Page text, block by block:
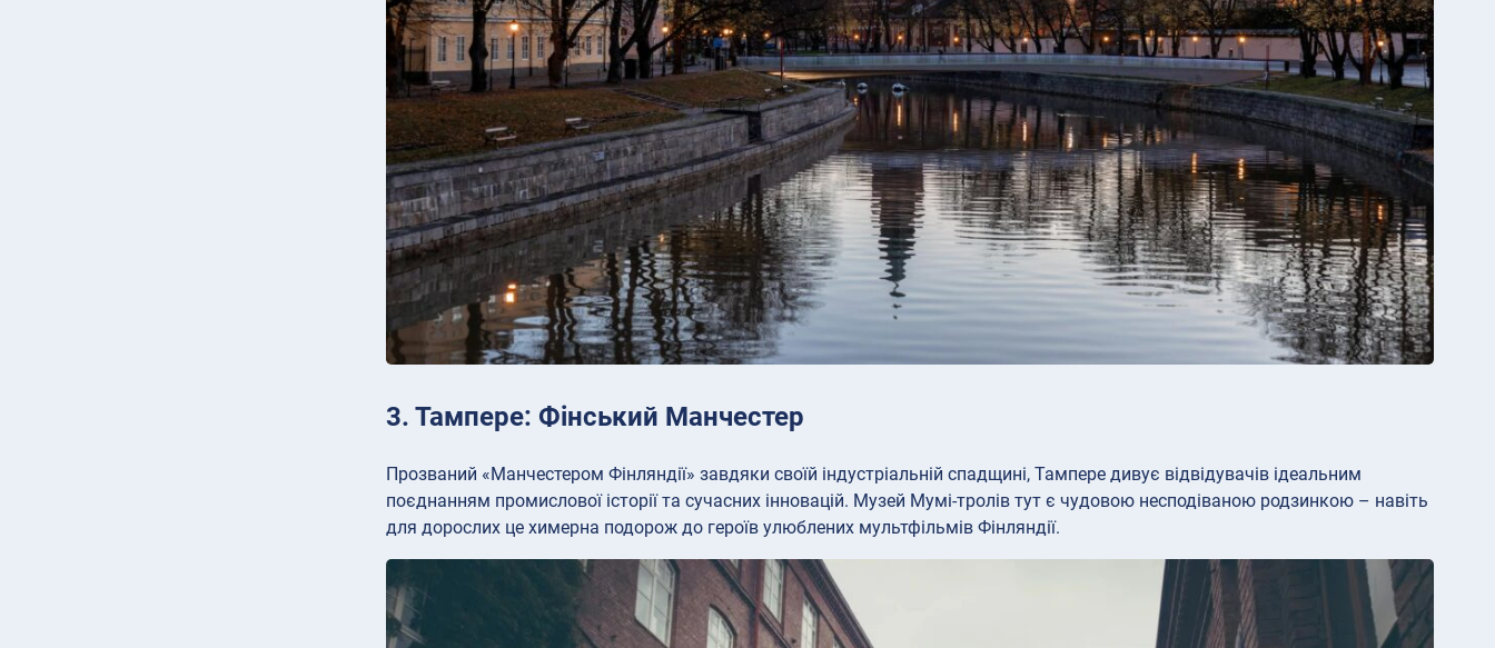
3. Тампере: Фінський Манчестер
Прозваний «Манчестером Фінляндії» завдяки своїй індустріальній спадщині, Тампере дивує відвідувачів ідеальним
поєднанням промислової історії та сучасних інновацій. Музей Мумі-тролів тут є чудовою несподіваною родзинкою – навіть
для дорослих це химерна подорож до героїв улюблених мультфільмів Фінляндії.